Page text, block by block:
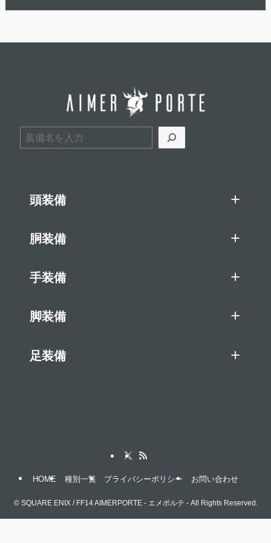
検索
頭装備
胴装備
手装備
脚装備
足装備
HOME 種別一覧 プライバシーポリシー お問い合わせ
©SQUARE ENIX / FF14 AIMERPORTE - エメポルテ - All Rights Reserved.